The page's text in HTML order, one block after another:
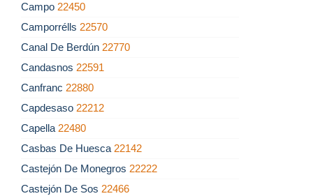
Campo 22450
Camporrélls 22570
Canal De Berdún 22770
Candasnos 22591
Canfranc 22880
Capdesaso 22212
Capella 22480
Casbas De Huesca 22142
Castejón De Monegros 22222
Castejón De Sos 22466